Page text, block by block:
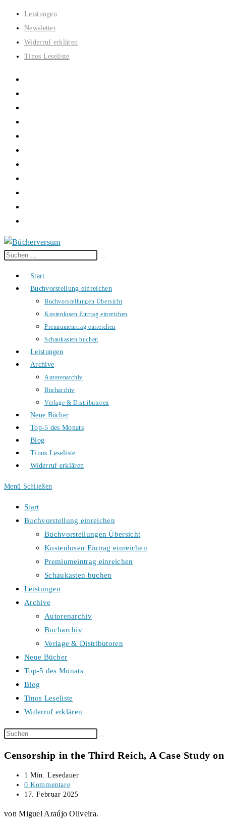
Zum
Inhalt
springen
Leistungen
Newsletter
Widerruf erklären
Tinos Leseliste
Diese
durchsuchen
Start
Buchvorstellung einreichen
Buchvorstellungen Übersicht
Kostenlosen Eintrag einreichen
Premiumeintrag einreichen
Schaukasten buchen
Leistungen
Archive
Autorenarchiv
Bucharchiv
Verlage & Distributoren
Neue Bücher
Top-5 des Monats
Blog
Tinos Leseliste
Widerruf erklären
Menü Schließen
Start
Buchvorstellung einreichen
Buchvorstellungen Übersicht
Kostenlosen Eintrag einreichen
Premiumeintrag einreichen
Schaukasten buchen
Leistungen
Archive
Autorenarchiv
Bucharchiv
Verlage & Distributoren
Neue Bücher
Top-5 des Monats
Blog
Tinos Leseliste
Widerruf erklären
Diese
durchsuchen
Censorship in the Third Reich, A Case Study on
Lesedauer:
1 Min. Lesedauer
Beitrags-
Kommentare:
0 Kommentare
Beitrag
17. Februar 2025
von Miguel Araújo Oliveira.